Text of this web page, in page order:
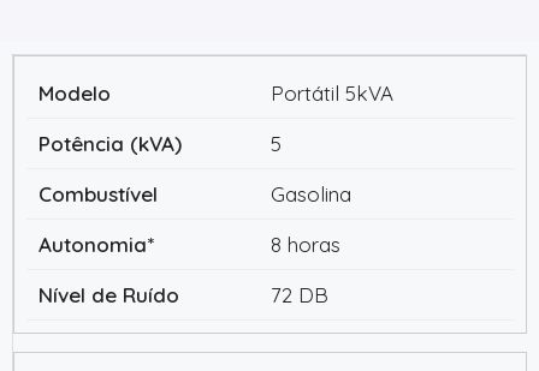
Portátil 5kVA
5
Gasolina
8 horas
72 DB